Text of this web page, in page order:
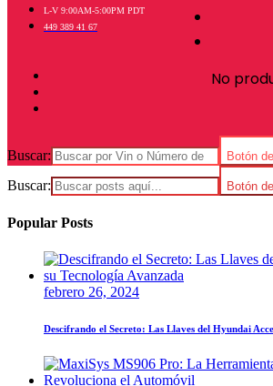
No
L-V 9:00AM-5:00PM PDT
449 389 41 67
Buscar: Botón
Buscar: Botón
Popular Posts
febrero 26, 2024
Descifrando el Secreto: Las Llaves del Hyundai